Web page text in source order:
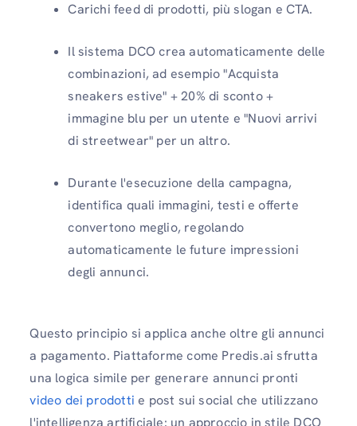
Carichi feed di prodotti, più slogan e CTA.
Il sistema DCO crea automaticamente delle
combinazioni, ad esempio "Acquista
sneakers estive" + 20% di sconto +
immagine blu per un utente e "Nuovi arrivi
di streetwear" per un altro.
Durante l'esecuzione della campagna,
identifica quali immagini, testi e offerte
convertono meglio, regolando
automaticamente le future impressioni
degli annunci.
Questo principio si applica anche oltre gli annunci
a pagamento. Piattaforme come Predis.ai sfrutta
una logica simile per generare annunci pronti
video dei prodotti e post sui social che utilizzano
l'intelligenza artificiale: un approccio in stile DCO